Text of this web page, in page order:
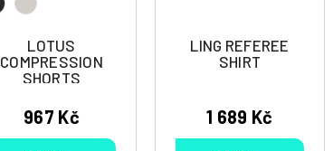
LOTUS
COMPRESSION
SHORTS
967 Kč
LING REFEREE
SHIRT
1 689 Kč